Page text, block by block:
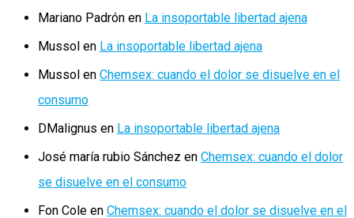
Mariano Padrón en La insoportable libertad ajena
Mussol en La insoportable libertad ajena
Mussol en Chemsex: cuando el dolor se disuelve en el
consumo
DMalignus en La insoportable libertad ajena
José maría rubio Sánchez en Chemsex: cuando el dolor
se disuelve en el consumo
Fon Cole en Chemsex: cuando el dolor se disuelve en el